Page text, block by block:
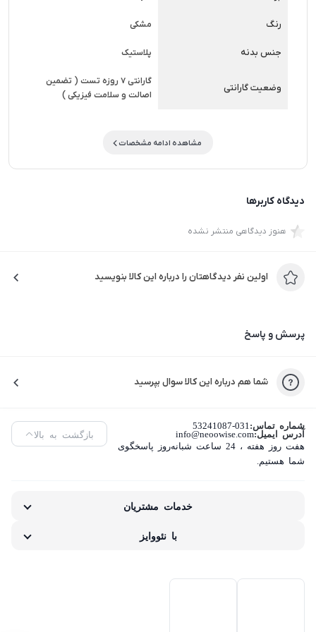
رنگ مشکی
جنس بدنه پلاستیک
وضعیت گارانتی
گارانتی 7 روزه تست ( تضمین
اصالت و سلامت فیزیکی )
مشاهده ادامه مشخصات
دیدگاه کاربرها
هنوز دیدگاهی منتشر نشده
اولین نفر دیدگاهتان را درباره این کالا بنویسید
پرسش و پاسخ
شما هم درباره این کالا سوال بپرسید
شماره تماس: 53241087-031
آدرس ایمیل:info@neoowise.com
هفت روز هفته ، 24 ساعت شبانه‌روز پاسخگوی
شما هستیم.
بازگشت به بالا
خدمات مشتریان
با نئووایز